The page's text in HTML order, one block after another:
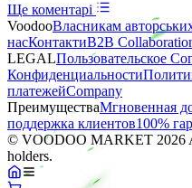
Ще коментарі
VoodooВласникам
насКонтактиB2B
LEGALПользовательское
Конфиденциальности
платежейCompany
ПреимуществаМгновенная
поддержка клиентов100%
© VOODOO MARKET 2026
holders.